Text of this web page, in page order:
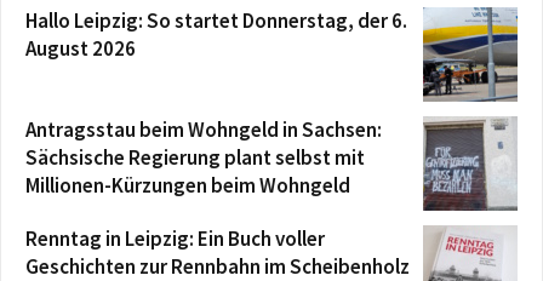
Hallo Leipzig: So startet Donnerstag, der 6.
August 2026
Antragsstau beim Wohngeld in Sachsen:
Sächsische Regierung plant selbst mit
Millionen-Kürzungen beim Wohngeld
Renntag in Leipzig: Ein Buch voller
Geschichten zur Rennbahn im Scheibenholz